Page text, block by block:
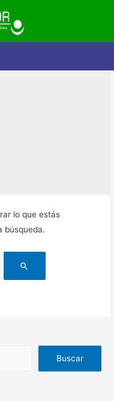
lo que estás
búsqueda.
Buscar